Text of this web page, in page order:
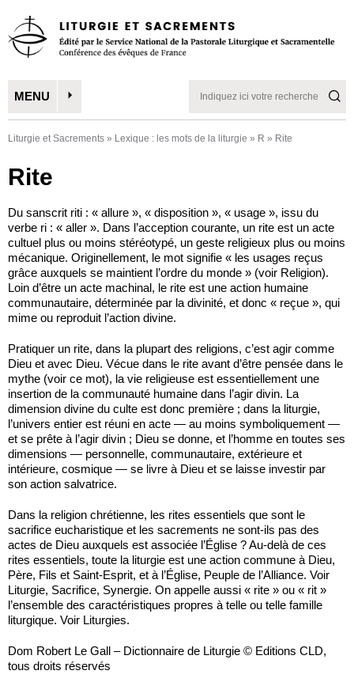
MENU
Liturgie et Sacrements » Lexique : les mots de la liturgie » R » Rite
Rite
Du sanscrit riti : « allure », « disposition », « usage », issu du
verbe ri : « aller ». Dans l’acception courante, un rite est un acte
cultuel plus ou moins stéréotypé, un geste religieux plus ou moins
mécanique. Originellement, le mot signifie « les usages reçus
grâce auxquels se maintient l’ordre du monde » (voir Religion).
Loin d’être un acte machinal, le rite est une action humaine
communautaire, déterminée par la divinité, et donc « reçue », qui
mime ou reproduit l’action divine.
Pratiquer un rite, dans la plupart des religions, c’est agir comme
Dieu et avec Dieu. Vécue dans le rite avant d’être pensée dans le
mythe (voir ce mot), la vie religieuse est essentiellement une
insertion de la communauté humaine dans l’agir divin. La
dimension divine du culte est donc première ; dans la liturgie,
l’univers entier est réuni en acte — au moins symboliquement —
et se prête à l’agir divin ; Dieu se donne, et l’homme en toutes ses
dimensions — personnelle, communautaire, extérieure et
intérieure, cosmique — se livre à Dieu et se laisse investir par
son action salvatrice.
Dans la religion chrétienne, les rites essentiels que sont le
sacrifice eucharistique et les sacrements ne sont-ils pas des
actes de Dieu auxquels est associée l’Église ? Au-delà de ces
rites essentiels, toute la liturgie est une action commune à Dieu,
Père, Fils et Saint-Esprit, et à l’Église, Peuple de l’Alliance. Voir
Liturgie, Sacrifice, Synergie. On appelle aussi « rite » ou « rit »
l’ensemble des caractéristiques propres à telle ou telle famille
liturgique. Voir Liturgies.
Dom Robert Le Gall – Dictionnaire de Liturgie © Editions CLD,
tous droits réservés